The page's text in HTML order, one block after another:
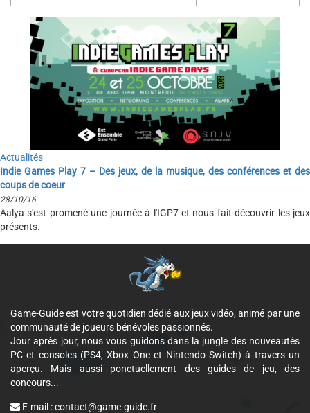
Actualités
Indie Games Play 7 – Des jeux, de la musique, des conférences et des
coups de coeur
28/10/16
Aalya s'est promené une journée à l'IGP7 et nous fait découvrir les jeux
présents.
Game-Guide est votre quotidien dédié aux jeux vidéo, animé par une
communauté de joueurs bénévoles passionnés.
Jour après jour, nous vous guidons dans la jungle des nouveautés
PC et consoles (PS4, Xbox One et Nintendo Switch) à travers un
aperçu. Mais aussi ponctuellement des guides de jeu, des
concours...
E-mail :contact@game-guide.fr